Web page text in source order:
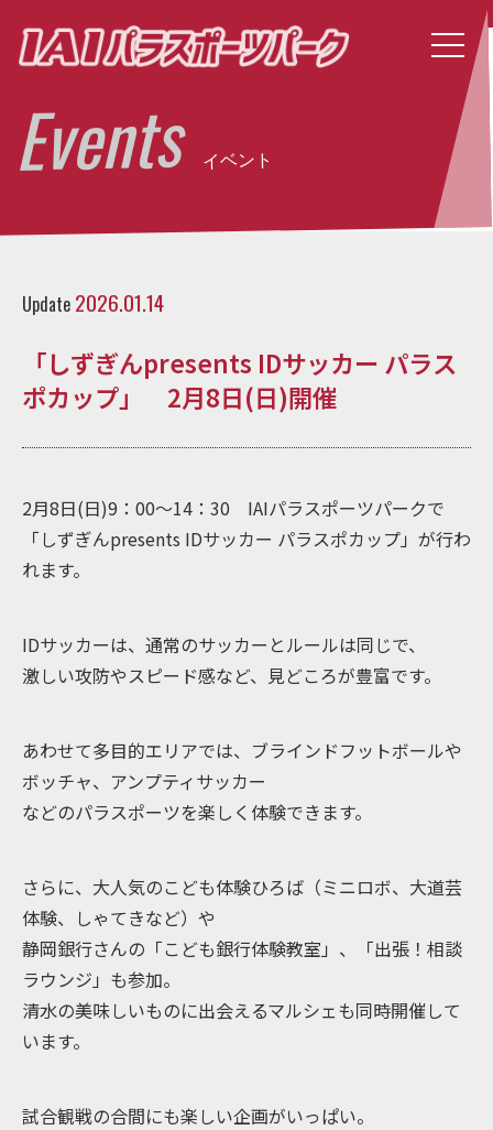
Events イベント
Update 2026.01.14
「しずぎんpresents IDサッカー パラス
ポカップ」 2月8日(日)開催
2月8日(日)9：00～14：30 IAIパラスポーツパークで
「しずぎんpresents IDサッカー パラスポカップ」が行わ
れます。
IDサッカーは、通常のサッカーとルールは同じで、
激しい攻防やスピード感など、見どころが豊富です。
あわせて多目的エリアでは、ブラインドフットボールや
ボッチャ、アンプティサッカー
などのパラスポーツを楽しく体験できます。
さらに、大人気のこども体験ひろば（ミニロボ、大道芸
体験、しゃてきなど）や
静岡銀行さんの「こども銀行体験教室」、「出張！相談
ラウンジ」も参加。
清水の美味しいものに出会えるマルシェも同時開催して
います。
試合観戦の合間にも楽しい企画がいっぱい。